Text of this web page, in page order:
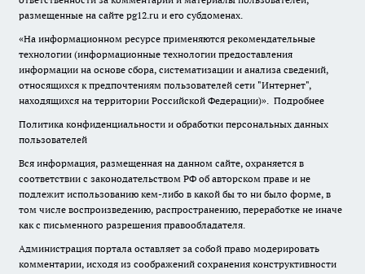
размещенные на сайте pg12.ru и его субдоменах.
«На информационном ресурсе применяются рекомендательные
технологии (информационные технологии предоставления
информации на основе сбора, систематизации и анализа сведений,
относящихся к предпочтениям пользователей сети "Интернет",
находящихся на территории Российской Федерации)». Подробнее
Политика конфиденциальности и обработки персональных данных
пользователей
Вся информация, размещенная на данном сайте, охраняется в
соответствии с законодательством РФ об авторском праве и не
подлежит использованию кем-либо в какой бы то ни было форме, в
том числе воспроизведению, распространению, переработке не иначе
как с письменного разрешения правообладателя.
Администрация портала оставляет за собой право модерировать
комментарии, исходя из соображений сохранения конструктивности